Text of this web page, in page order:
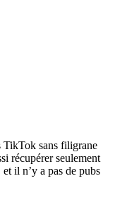
TikTok sans filigrane
récupérer seulement
il n’y a pas de pubs